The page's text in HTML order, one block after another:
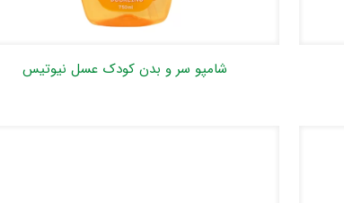
شامپو سر و بدن کودک عسل نیوتیس